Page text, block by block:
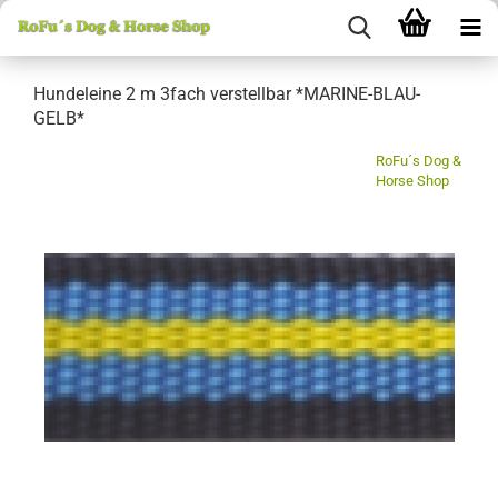
Hundeleine 2 m 3fach verstellbar *MARINE-BLAU-
GELB*
RoFu´s Dog &
Horse Shop